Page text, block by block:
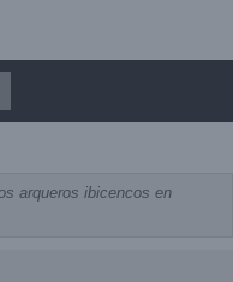
arqueros ibicencos en